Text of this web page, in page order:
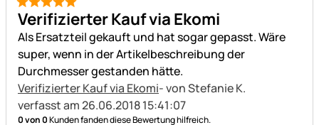
5 von 5
Verifizierter Kauf via Ekomi
Als Ersatzteil gekauft und hat sogar gepasst. Wäre
super, wenn in der Artikelbeschreibung der
Durchmesser gestanden hätte.
Verifizierter Kauf via Ekomi- von Stefanie K.
verfasst am 26.06.2018 15:41:07
0 von 0Kunden fanden diese Bewertung hilfreich.